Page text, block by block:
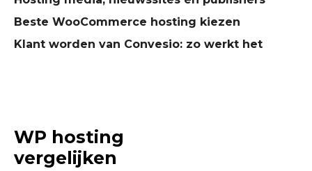
Beste WooCommerce hosting kiezen
Klant worden van Convesio: zo werkt het
WP hosting
vergelijken